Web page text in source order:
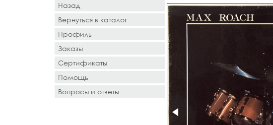
Назад
Вернуться в каталог
Профиль
Заказы
Сертификаты
Помощь
Вопросы и ответы